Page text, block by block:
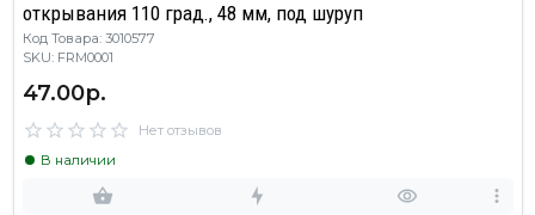
открывания 110 град., 48 мм, под шуруп
Код Товара: 3010577
SKU: FRM0001
47.00р.
Нет отзывов
В наличии